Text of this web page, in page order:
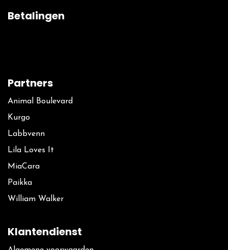
Betalingen
Partners
Animal Boulevard
Kurgo
La​bbvenn
Lila Loves It
MiaCara
Paikka
William Walker
Klantendienst